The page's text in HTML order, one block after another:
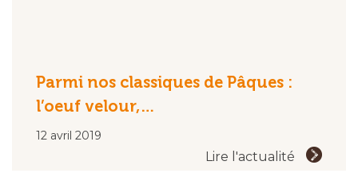
Parmi nos classiques de Pâques :
l’oeuf velour,…
12 avril 2019
Lire l'actualité